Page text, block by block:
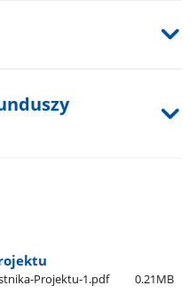
Projektu-1.pdf 0.21MB